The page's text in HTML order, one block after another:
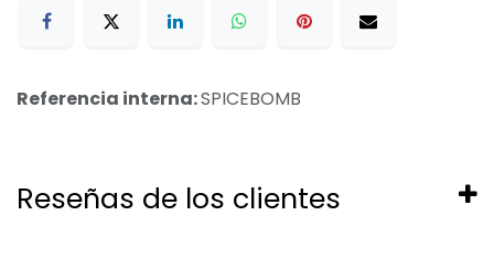
Referencia interna:SPICEBOMB
Reseñas de los clientes